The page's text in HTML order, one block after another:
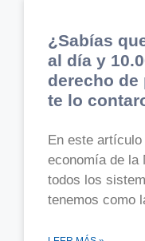
¿Sabías
al día y
derecho de
te lo
En este
economía de la
todos los
tenemos como